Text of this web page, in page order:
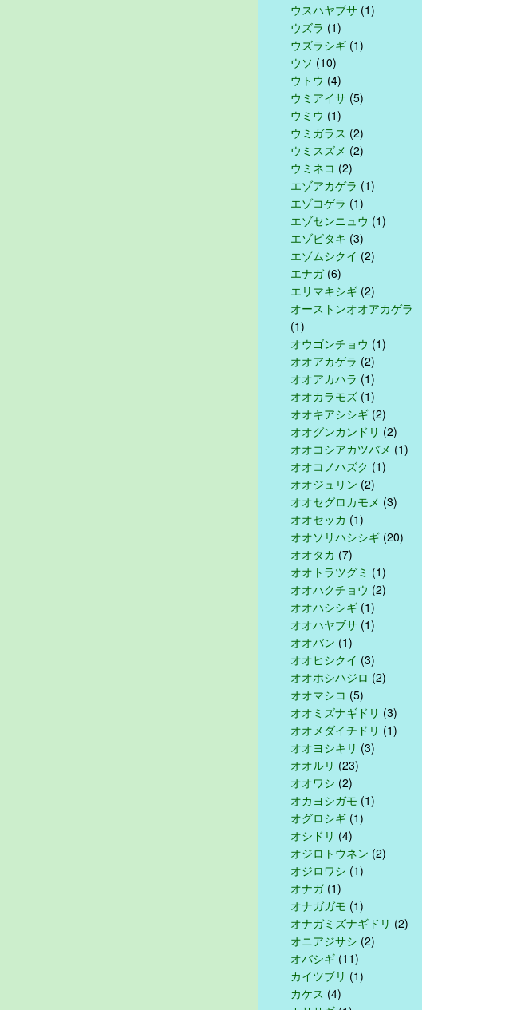
ウスハヤブサ (1)
ウズラ (1)
ウズラシギ (1)
ウソ (10)
ウトウ (4)
ウミアイサ (5)
ウミウ (1)
ウミガラス (2)
ウミスズメ (2)
ウミネコ (2)
エゾアカゲラ (1)
エゾコゲラ (1)
エゾセンニュウ (1)
エゾビタキ (3)
エゾムシクイ (2)
エナガ(6)
エリマキシギ (2)
オーストンオオアカゲラ
(1)
オウゴンチョウ (1)
オオアカゲラ (2)
オオアカハラ (1)
オオカラモズ (1)
オオキアシシギ (2)
オオグンカンドリ (2)
オオコシアカツバメ (1)
オオコノハズク (1)
オオジュリン (2)
オオセグロカモメ (3)
オオセッカ (1)
オオソリハシシギ (20)
オオタカ (7)
オオトラツグミ (1)
オオハクチョウ (2)
オオハシシギ (1)
オオハヤブサ (1)
オオバン (1)
オオヒシクイ (3)
オオホシハジロ (2)
オオマシコ (5)
オオミズナギドリ (3)
オオメダイチドリ (1)
オオヨシキリ (3)
オオルリ (23)
オオワシ (2)
オカヨシガモ (1)
オグロシギ (1)
オシドリ (4)
オジロトウネン (2)
オジロワシ (1)
オナガ(1)
オナガガモ (1)
オナガミズナギドリ (2)
オニアジサシ (2)
オバシギ (11)
カイツブリ (1)
カケス (4)